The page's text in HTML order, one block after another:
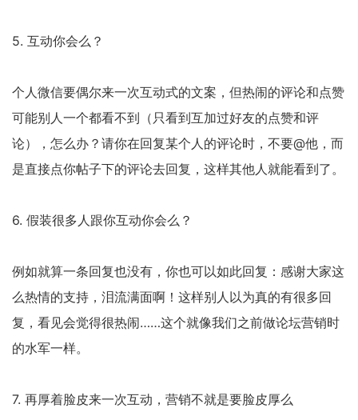
5. 互动你会么？
个人微信要偶尔来一次互动式的文案，但热闹的评论和点赞
可能别人一个都看不到（只看到互加过好友的点赞和评
论），怎么办？请你在回复某个人的评论时，不要@他，而
是直接点你帖子下的评论去回复，这样其他人就能看到了。
6. 假装很多人跟你互动你会么？
例如就算一条回复也没有，你也可以如此回复：感谢大家这
么热情的支持，泪流满面啊！这样别人以为真的有很多回
复，看见会觉得很热闹……这个就像我们之前做论坛营销时
的水军一样。
7. 再厚着脸皮来一次互动，营销不就是要脸皮厚么